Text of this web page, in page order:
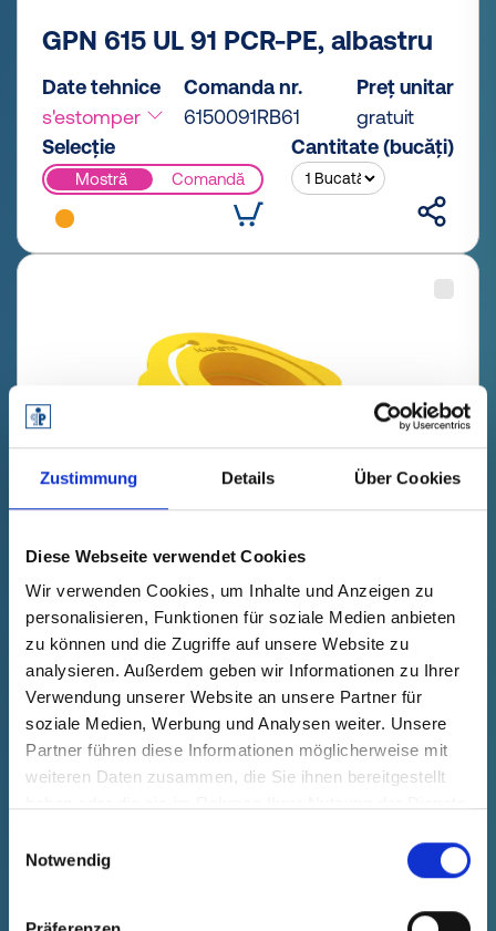
Zustimmung Details Über Cookies
Diese Webseite verwendet Cookies
Wir verwenden Cookies, um Inhalte und Anzeigen zu
personalisieren, Funktionen für soziale Medien anbieten
zu können und die Zugriffe auf unsere Website zu
analysieren. Außerdem geben wir Informationen zu Ihrer
Verwendung unserer Website an unsere Partner für
soziale Medien, Werbung und Analysen weiter. Unsere
Partner führen diese Informationen möglicherweise mit
weiteren Daten zusammen, die Sie ihnen bereitgestellt
Notwendig
GPN 615 UL 91 PCR-PE, albastru
Date tehnice
s'estomper
Comanda nr.
6150091RB61
Preț unitar
gratuit
Selecție
Mostră Comandă
Cantitate (bucăți)
GPN 615 UL 91 PCR-PE / PE-LD,
galben
Date tehnice
s'estomper
Comanda nr.
61500910073
Preț unitar
gratuit
Selecție
Comandă
Cantitate (bucăți)